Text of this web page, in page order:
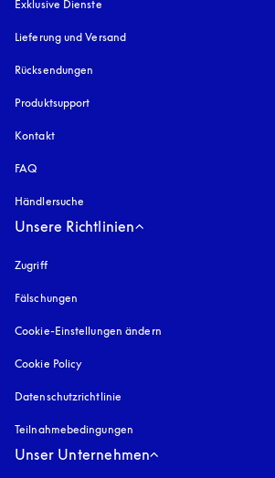
Exklusive Dienste
Lieferung und Versand
Rücksendungen
Produktsupport
Kontakt
FAQ
Händlersuche
Unsere Richtlinien
Zugrifföffnet sich in einem neuen Tab
Fälschungen
Cookie-Einstellungen ändern
Cookie Policy
Datenschutzrichtlinie
Teilnahmebedingungen
Unser Unternehmen